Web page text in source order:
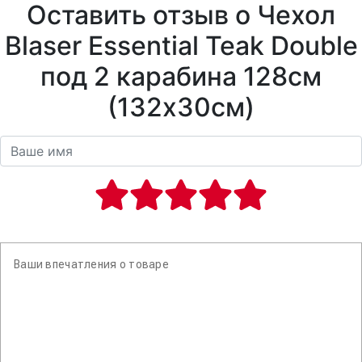
Оставить отзыв о Чехол
Blaser Essential Teak Double
под 2 карабина 128см
(132х30см)